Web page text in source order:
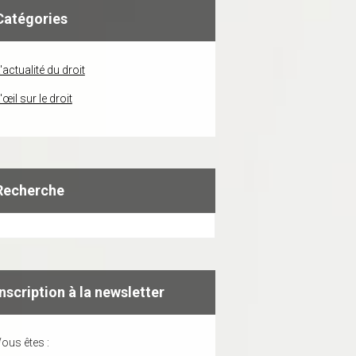
L'actualité du droit
L'œil sur le droit
à la newsletter
êtes :